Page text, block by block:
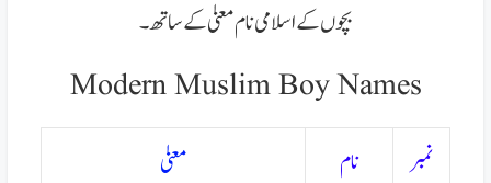
بچوں کے اسلامی نام معنیٰ کے ساتھ۔
Modern Muslim Boy Names
مع نام نمبر